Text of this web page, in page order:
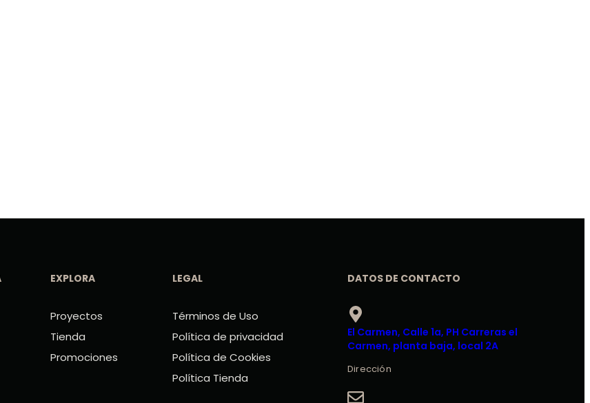
EXPLORA
Proyectos
Tienda
Promociones
LEGAL
Términos de Uso
Política de privacidad
Política de Cookies
Política Tienda
DATOS DE CONTACTO
El Carmen, Calle 1a, PH Carreras el
Carmen, planta baja, local 2A
Dirección